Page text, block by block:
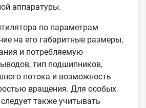
аппаратуры.
по параметрам
на его габаритные размеры,
и потребляемую
тип подшипников,
потока и возможность
вращения. Для особых
также учитывать